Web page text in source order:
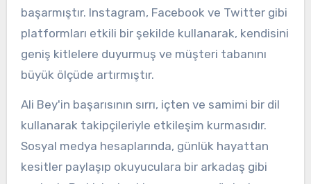
başarmıştır. Instagram, Facebook ve Twitter gibi
platformları etkili bir şekilde kullanarak, kendisini
geniş kitlelere duyurmuş ve müşteri tabanını
büyük ölçüde artırmıştır.
Ali Bey'in başarısının sırrı, içten ve samimi bir dil
kullanarak takipçileriyle etkileşim kurmasıdır.
Sosyal medya hesaplarında, günlük hayattan
kesitler paylaşıp okuyuculara bir arkadaş gibi